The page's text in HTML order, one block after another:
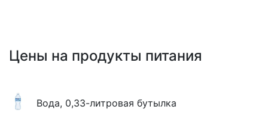
Цены на продукты питания
Вода, 0,33-литровая бутылка